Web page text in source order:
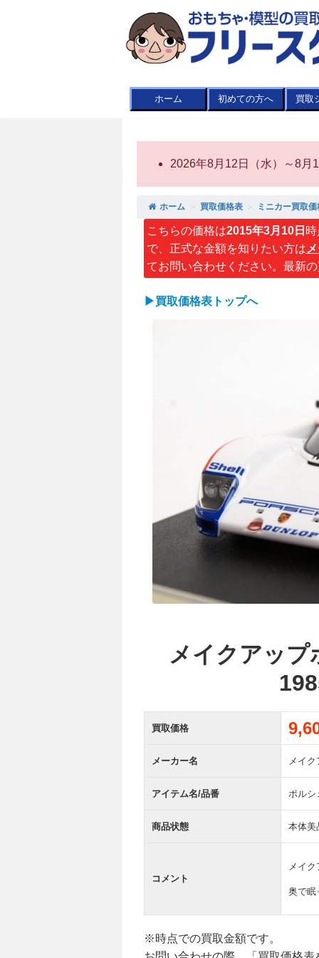
ホーム 初めての方へ 買取
2026年8月12日（水）～8月
ホーム ＞ 買取価格表 ＞ ミニカー買取
こちらの価格は2015年3月10日
で、正式な金額を知りたい方は
てお問い合わせください。最新
▶買取価格表トップへ
メイクアッ
買取価格
メーカー名 メイク
アイテム名/品番 ポルシ
商品状態 本体美
コメント
メイ
奥で眠
※時点での買取金額です。